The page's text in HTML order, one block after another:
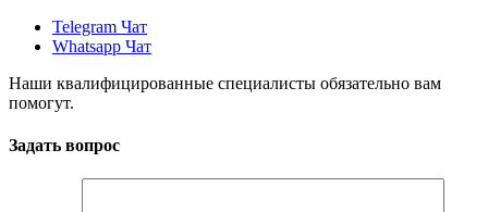
Telegram Чат
Whatsapp Чат
Наши квалифицированные специалисты обязательно вам
помогут.
Задать вопрос